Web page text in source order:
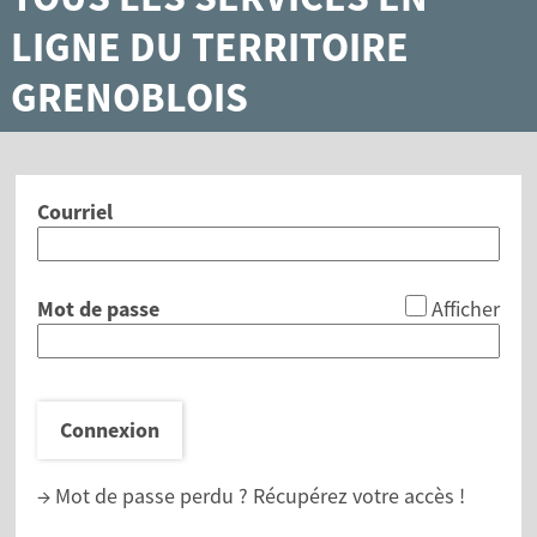
LIGNE DU TERRITOIRE
GRENOBLOIS
Courriel
Mot de passe Afficher
Connexion
→ Mot de passe perdu ? Récupérez votre accès !